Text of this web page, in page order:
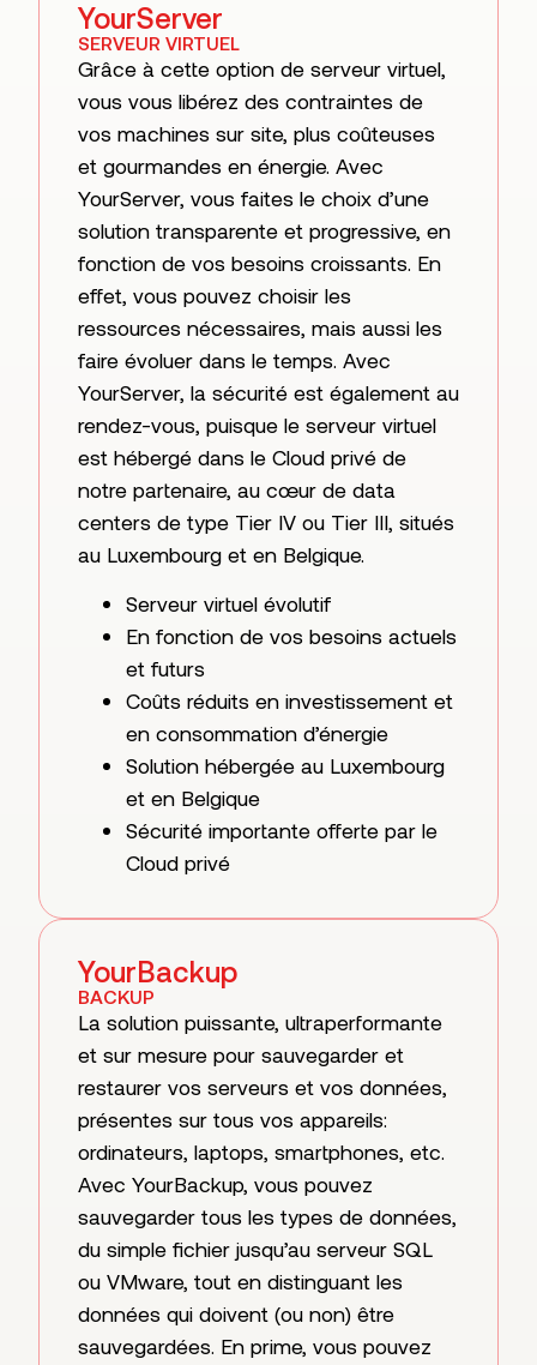
YourServer
SERVEUR VIRTUEL
Grâce à cette option de serveur virtuel,
vous vous libérez des contraintes de
vos machines sur site, plus coûteuses
et gourmandes en énergie. Avec
YourServer, vous faites le choix d’une
solution transparente et progressive, en
fonction de vos besoins croissants. En
effet, vous pouvez choisir les
ressources nécessaires, mais aussi les
faire évoluer dans le temps. Avec
YourServer, la sécurité est également au
rendez-vous, puisque le serveur virtuel
est hébergé dans le Cloud privé de
notre partenaire, au cœur de data
centers de type Tier IV ou Tier III, situés
au Luxembourg et en Belgique.
Serveur virtuel évolutif
En fonction de vos besoins actuels
et futurs
Coûts réduits en investissement et
en consommation d’énergie
Solution hébergée au Luxembourg
et en Belgique
Sécurité importante offerte par le
Cloud privé
YourBackup
BACKUP
La solution puissante, ultraperformante
et sur mesure pour sauvegarder et
restaurer vos serveurs et vos données,
présentes sur tous vos appareils:
ordinateurs, laptops, smartphones, etc.
Avec YourBackup, vous pouvez
sauvegarder tous les types de données,
du simple fichier jusqu’au serveur SQL
ou VMware, tout en distinguant les
données qui doivent (ou non) être
sauvegardées. En prime, vous pouvez